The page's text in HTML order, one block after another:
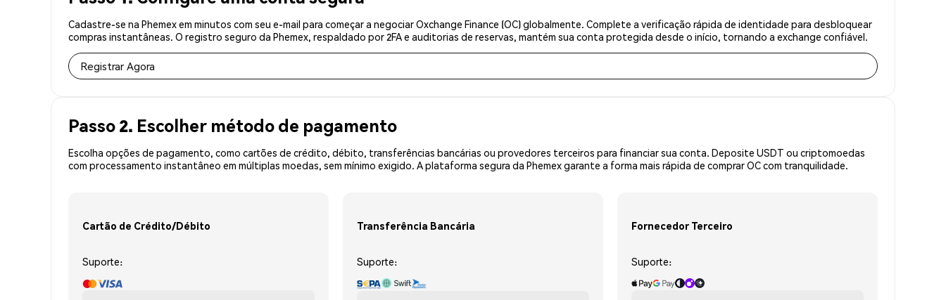
Cadastre-se na Phemex em minutos com seu e-mail para começar a negociar Oxchange Finance (OC) globalmente. Complete a verificação rápida de identidade para desbloquear
compras instantâneas. O registro seguro da Phemex, respaldado por 2FA e auditorias de reservas, mantém sua conta protegida desde o início, tornando a exchange confiável.
Registrar Agora
Passo 2. Escolher método de pagamento
Escolha opções de pagamento, como cartões de crédito, débito, transferências bancárias ou provedores terceiros para financiar sua conta. Deposite USDT ou criptomoedas
com processamento instantâneo em múltiplas moedas, sem mínimo exigido. A plataforma segura da Phemex garante a forma mais rápida de comprar OC com tranquilidade.
Cartão de Crédito/Débito
Suporte:
Transferência Bancária
Suporte:
Fornecedor Terceiro
Suporte: